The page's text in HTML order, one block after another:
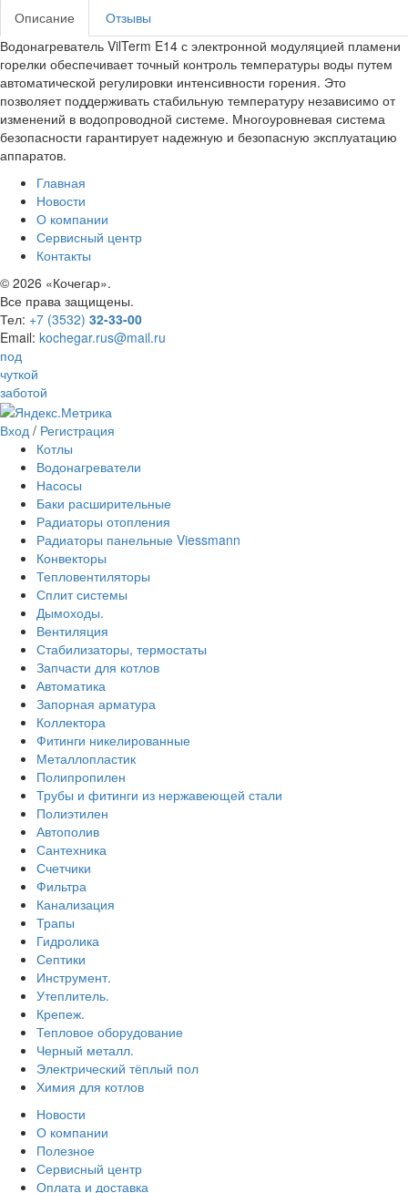
Описание
Отзывы
Водонагреватель VilTerm E14 с электронной модуляцией пламени
горелки обеспечивает точный контроль температуры воды путем
автоматической регулировки интенсивности горения. Это
позволяет поддерживать стабильную температуру независимо от
изменений в водопроводной системе. Многоуровневая система
безопасности гарантирует надежную и безопасную эксплуатацию
аппаратов.
Главная
Новости
О компании
Сервисный центр
Контакты
© 2026 «Кочегар».
Все права защищены.
Тел: +7 (3532) 32-33-00
Email: kochegar.rus@mail.ru
под
чуткой
заботой
Вход / Регистрация
Котлы
Водонагреватели
Насосы
Баки расширительные
Радиаторы отопления
Радиаторы панельные Viessmann
Конвекторы
Тепловентиляторы
Сплит системы
Дымоходы.
Вентиляция
Стабилизаторы, термостаты
Запчасти для котлов
Автоматика
Запорная арматура
Коллектора
Фитинги никелированные
Металлопластик
Полипропилен
Трубы и фитинги из нержавеющей стали
Полиэтилен
Автополив
Сантехника
Счетчики
Фильтра
Канализация
Трапы
Гидролика
Септики
Инструмент.
Утеплитель.
Крепеж.
Тепловое оборудование
Черный металл.
Электрический тёплый пол
Химия для котлов
Новости
О компании
Полезное
Сервисный центр
Оплата и доставка